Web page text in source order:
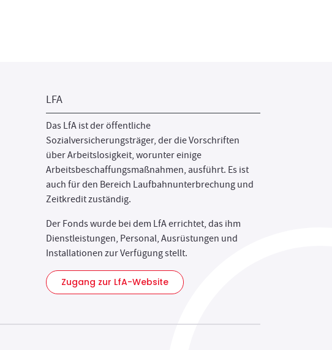
LFA
Das LfA ist der öffentliche
Sozialversicherungsträger, der die Vorschriften
über Arbeitslosigkeit, worunter einige
Arbeitsbeschaffungsmaßnahmen, ausführt. Es ist
auch für den Bereich Laufbahnunterbrechung und
Zeitkredit zuständig.
Der Fonds wurde bei dem LfA errichtet, das ihm
Dienstleistungen, Personal, Ausrüstungen und
Installationen zur Verfügung stellt.
Zugang zur LfA-Website